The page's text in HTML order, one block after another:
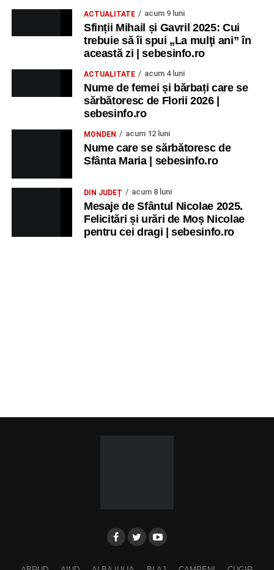
ACTUALITATE acum 9 luni
Sfinții Mihail și Gavril 2025: Cui
trebuie să îi spui „La mulţi ani” în
această zi | sebesinfo.ro
ACTUALITATE acum 4 luni
Nume de femei și bărbați care se
sărbătoresc de Florii 2026 |
sebesinfo.ro
MONDEN acum 12 luni
Nume care se sărbătoresc de
Sfânta Maria | sebesinfo.ro
DIN JUDEȚ acum 8 luni
Mesaje de Sfântul Nicolae 2025.
Felicitări și urări de Moș Nicolae
pentru cei dragi | sebesinfo.ro